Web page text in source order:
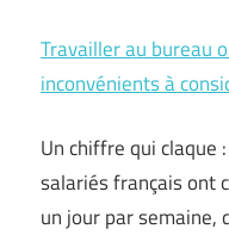
Travailler au bureau
inconvénients à
Un chiffre qui claque
salariés français ont
un jour par semaine,